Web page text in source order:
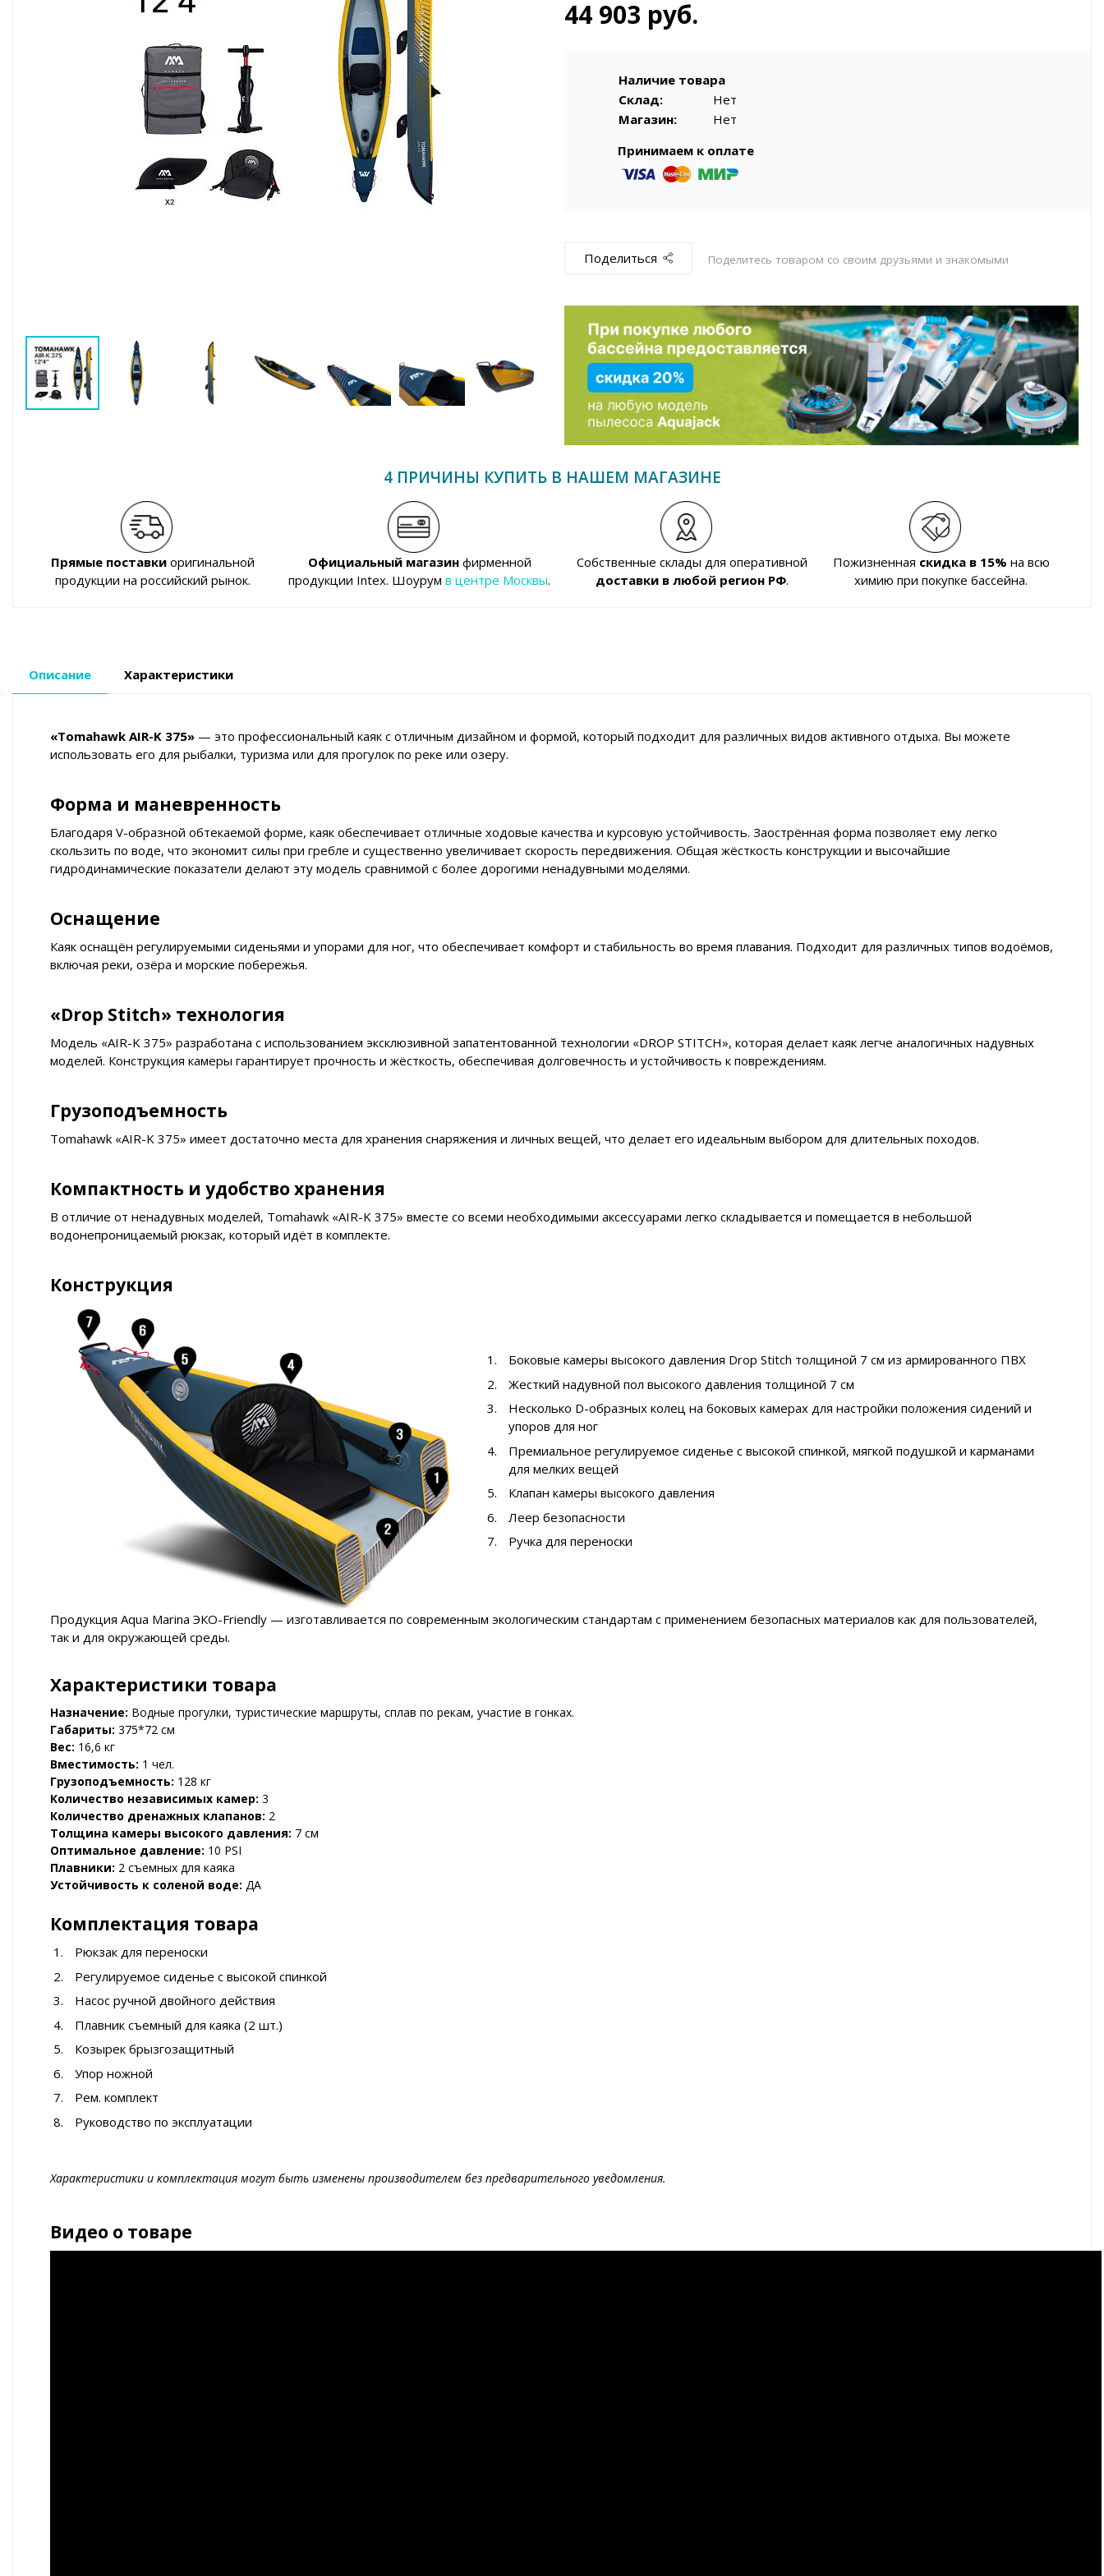
44 903 руб.
Наличие товара
Склад:
Нет
Магазин:
Нет
Принимаем к оплате
Поделиться Поделитесь товаром со своим друзьями и знакомыми
4 ПРИЧИНЫ КУПИТЬ В НАШЕМ МАГАЗИНЕ
Прямые поставкиоригинальной
продукции на российский рынок.
Официальный магазинфирменной
продукции Intex. Шоурумв центре Москвы.
Собственные склады для оперативной
доставки в любой регион РФ.
Пожизненная скидка в 15% на всю
химию при покупке бассейна.
Описание Характеристики
«Tomahawk AIR-K 375» — это профессиональный каяк с отличным дизайном и формой, который подходит для различных видов активного отдыха. Вы можете
использовать его для рыбалки, туризма или для прогулок по реке или озеру.
Форма и маневренность
Благодаря V-образной обтекаемой форме, каяк обеспечивает отличные ходовые качества и курсовую устойчивость. Заострённая форма позволяет ему легко
скользить по воде, что экономит силы при гребле и существенно увеличивает скорость передвижения. Общая жёсткость конструкции и высочайшие
гидродинамические показатели делают эту модель сравнимой с более дорогими ненадувными моделями.
Оснащение
Каяк оснащён регулируемыми сиденьями и упорами для ног, что обеспечивает комфорт и стабильность во время плавания. Подходит для различных типов водоёмов,
включая реки, озёра и морские побережья.
«Drop Stitch» технология
Модель «AIR-K 375» разработана с использованием эксклюзивной запатентованной технологии «DROP STITCH», которая делает каяк легче аналогичных надувных
моделей. Конструкция камеры гарантирует прочность и жёсткость, обеспечивая долговечность и устойчивость к повреждениям.
Грузоподъемность
Tomahawk «AIR-K 375» имеет достаточно места для хранения снаряжения и личных вещей, что делает его идеальным выбором для длительных походов.
Компактность и удобство хранения
В отличие от ненадувных моделей, Tomahawk «AIR-K 375» вместе со всеми необходимыми аксессуарами легко складывается и помещается в небольшой
водонепроницаемый рюкзак, который идёт в комплекте.
Конструкция
Боковые камеры высокого давления Drop Stitch толщиной 7 см из армированного ПВХ
Жесткий надувной пол высокого давления толщиной 7 см
Несколько D-образных колец на боковых камерах для настройки положения сидений и
упоров для ног
Премиальное регулируемое сиденье с высокой спинкой, мягкой подушкой и карманами
для мелких вещей
Клапан камеры высокого давления
Леер безопасности
Ручка для переноски
Продукция Aqua Marina ЭКО-Friendly — изготавливается по современным экологическим стандартам с применением безопасных материалов как для пользователей,
так и для окружающей среды.
Характеристики товара
Назначение: Водные прогулки, туристические маршруты, сплав по рекам, участие в гонках.
Габариты: 375*72 см
Вес: 16,6 кг
Вместимость: 1 чел.
Грузоподъемность: 128 кг
Количество независимых камер: 3
Количество дренажных клапанов: 2
Толщина камеры высокого давления: 7 см
Оптимальное давление: 10 PSI
Плавники: 2 съемных для каяка
Устойчивость к соленой воде: ДА
Комплектация товара
Рюкзак для переноски
Регулируемое сиденье с высокой спинкой
Насос ручной двойного действия
Плавник съемный для каяка (2 шт.)
Козырек брызгозащитный
Упор ножной
Рем. комплект
Руководство по эксплуатации
Характеристики и комплектация могут быть изменены производителем без предварительного уведомления.
Видео о товаре